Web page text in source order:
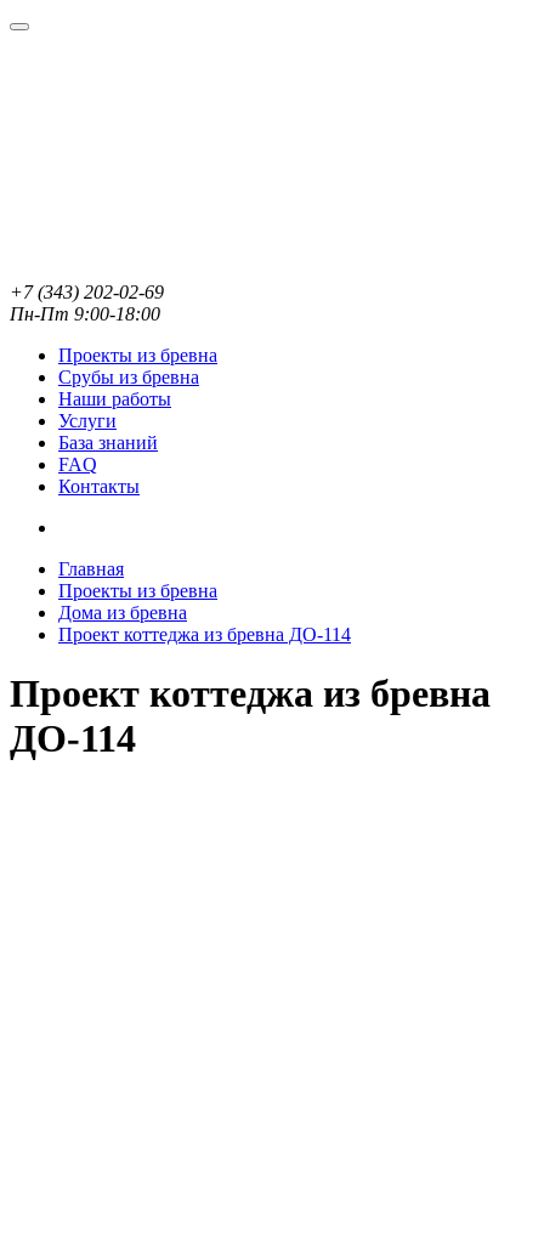
+7 (343) 202-02-69
Пн-Пт 9:00-18:00
Проекты из бревна
Срубы из бревна
Наши работы
Услуги
База знаний
FAQ
Контакты
Главная
Проекты из бревна
Дома из бревна
Проект коттеджа из бревна ДО-114
Проект коттеджа из бревна
ДО-114